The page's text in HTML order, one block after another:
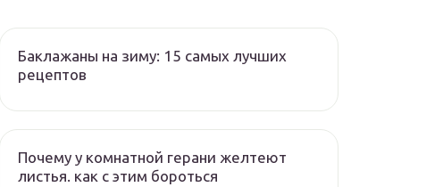
Баклажаны на зиму: 15 самых лучших
рецептов
Почему у комнатной герани желтеют
листья. как с этим бороться